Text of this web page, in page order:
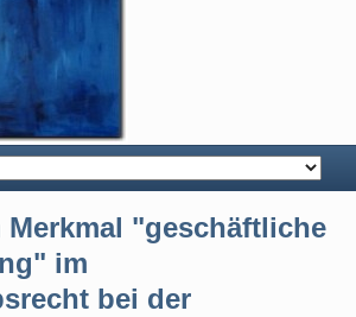
Merkmal "geschäftliche
im
bei der